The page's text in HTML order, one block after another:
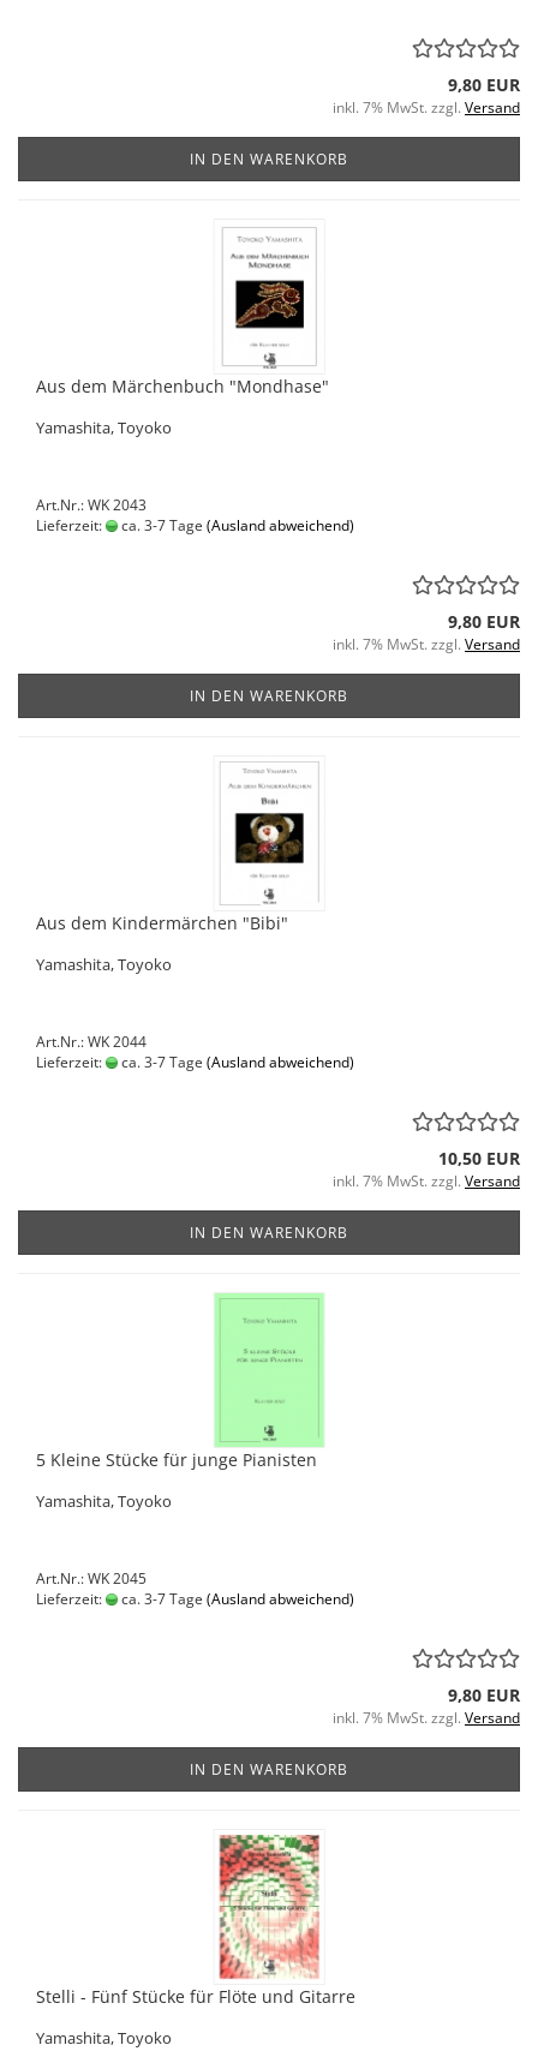
9,80 EUR
inkl. 7% MwSt. zzgl. Versand
IN DEN WARENKORB
Aus dem Märchenbuch "Mondhase"
Yamashita, Toyoko
Art.Nr.: WK 2043
Lieferzeit:
ca. 3-7 Tage (Ausland abweichend)
9,80 EUR
inkl. 7% MwSt. zzgl. Versand
IN DEN WARENKORB
Aus dem Kindermärchen "Bibi"
Yamashita, Toyoko
Art.Nr.: WK 2044
Lieferzeit:
ca. 3-7 Tage (Ausland abweichend)
10,50 EUR
inkl. 7% MwSt. zzgl. Versand
IN DEN WARENKORB
5 Kleine Stücke für junge Pianisten
Yamashita, Toyoko
Art.Nr.: WK 2045
Lieferzeit:
ca. 3-7 Tage (Ausland abweichend)
9,80 EUR
inkl. 7% MwSt. zzgl. Versand
IN DEN WARENKORB
Stelli - Fünf Stücke für Flöte und Gitarre
Yamashita, Toyoko